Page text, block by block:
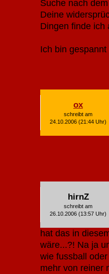
Suche nach
Deine
Dingen finde ich
Ich bin
ox
schreibt am
24.10.2006 (21:44 Uhr)
hirnZ
schreibt am
26.10.2006 (13:57 Uhr)
hat das in
wäre...?! Na ja
wie fussball
mehr von reiner